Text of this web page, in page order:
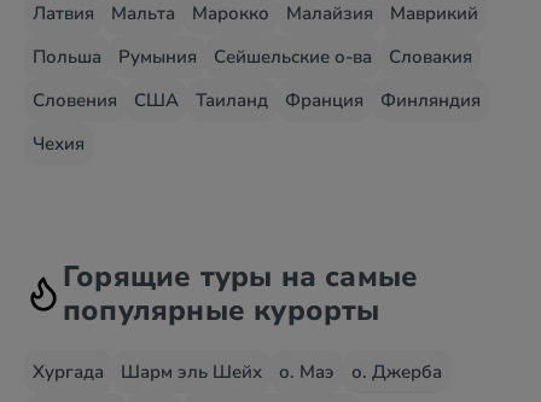
Латвия
Мальта Марокко Малайзия
Маврикий
Польша
Румыния Сейшельские о-ва
Словакия
Словения
США Таиланд Франция
Финляндия
Чехия
Горящие туры на самые
популярные курорты
Хургада Шарм эль Шейх о. Маэ
о. Джерба